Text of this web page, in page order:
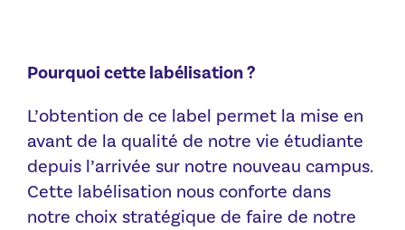
Pourquoi cette labélisation ?
L’obtention de ce label permet la mise en
avant de la qualité de notre vie étudiante
depuis l’arrivée sur notre nouveau campus.
Cette labélisation nous conforte dans
notre choix stratégique de faire de notre